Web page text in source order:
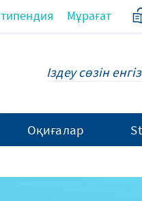
Мұрағат
Оқиғалар